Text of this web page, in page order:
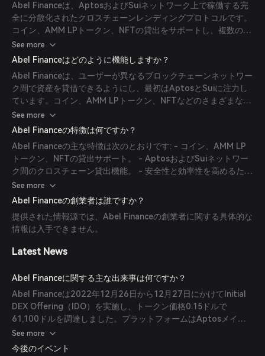
Abel Financeは、AptosおよびSuiネットワーク上で稼働する完
全に分散化されたクロスチェーンレンディングプロトコルです。
コイン、AMM LPトークン、NFTの貸出をサポートし、複数のチ
ェーンにまたがる流動性の向上を促進します。プラットフォーム
はMOVE言語で実装されており、CompoundV2を参照していま
See more
Abel Financeはどのように機能しますか？
Abel Financeは、ユーザーが異なるブロックチェーンネットワー
ク間で資産を貸借できるようにし、最初はAptosとSuiに注力し
ています。コイン、AMM LPトークン、NFTなどのさまざまな資
産タイプをサポートすることで、マルチチェーン資産の流動性を
向上させます。プロトコルはMOVE言語で構築されており、安全
かつ効率的な運用を実現しています。
See more
Abel Financeの特徴は何ですか？
Abel Financeの主な特徴は次のとおりです: - コイン、AMM LP
トークン、NFTの貸出サポート。 - AptosおよびSuiネットワー
ク間のクロスチェーン貸出機能。 - 安全性と効率性を高めるため
のMOVE言語による実装。
See more
Abel Financeの創業者は誰ですか？
提供された情報源では、Abel Financeの創業者に関する具体的な
情報は入手できません。
Latest News
Abel Financeに関する主な出来事は何ですか？
Abel Financeは2022年12月26日から12月27日にかけてInitial
DEX Offering（IDO）を実施し、トークン価格0.15ドルで
61,100ドルを調達しました。プラットフォームはAptosメイン
ネット上に展開され、重要なマイルストーンを迎えました。
See more
今後のイベント